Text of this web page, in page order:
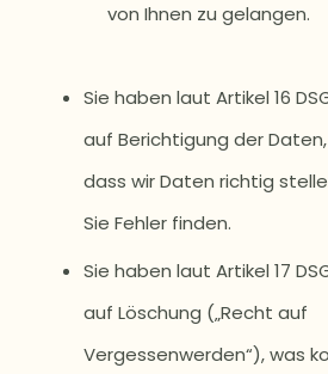
von Ihnen zu gelangen.
Sie haben laut Artikel 16
auf Berichtigung der
dass wir Daten richtig
Sie Fehler finden.
Sie haben laut Artikel 17
auf Löschung („Recht auf
Vergessenwerden“), was